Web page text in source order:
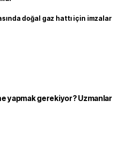
doğal gaz hattı için imzalar
yapmak gerekiyor? Uzmanlar